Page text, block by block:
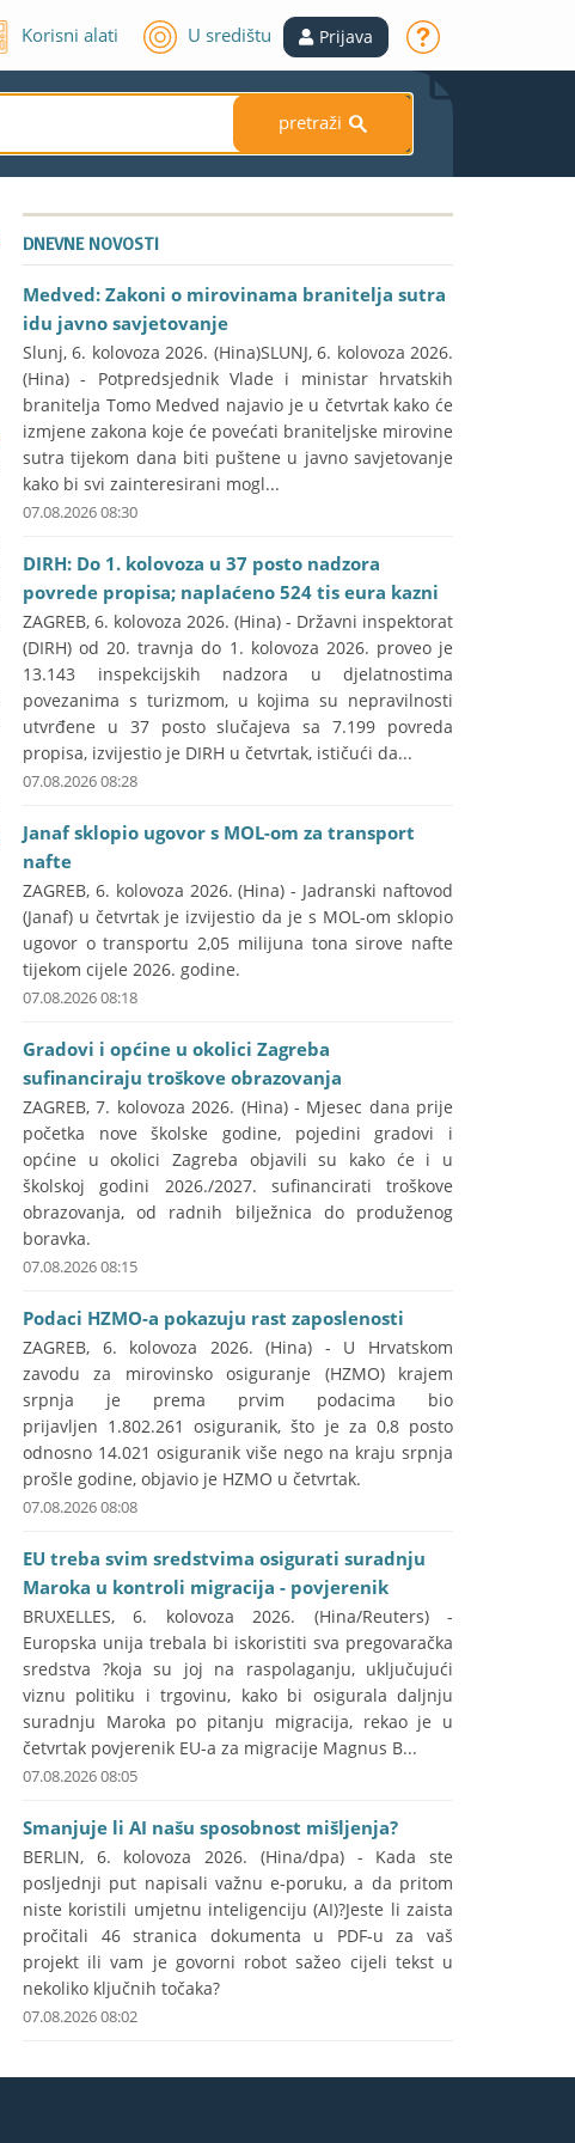
Korisni alati U središtu Prijava
pretraži S
DNEVNE NOVOSTI
Medved: Zakoni o mirovinama branitelja sutra
idu javno savjetovanje
Slunj, 6. kolovoza 2026. (Hina)SLUNJ, 6. kolovoza 2026.
(Hina) - Potpredsjednik Vlade i ministar hrvatskih
branitelja Tomo Medved najavio je u četvrtak kako će
izmjene zakona koje će povećati braniteljske mirovine
sutra tijekom dana biti puštene u javno savjetovanje
kako bi svi zainteresirani mogl...
07.08.2026 08:30
DIRH: Do 1. kolovoza u 37 posto nadzora
povrede propisa; naplaćeno 524 tis eura kazni
ZAGREB, 6. kolovoza 2026. (Hina) - Državni inspektorat
(DIRH) od 20. travnja do 1. kolovoza 2026. proveo je
13.143 inspekcijskih nadzora u djelatnostima
povezanima s turizmom, u kojima su nepravilnosti
utvrđene u 37 posto slučajeva sa 7.199 povreda
propisa, izvijestio je DIRH u četvrtak, ističući da...
07.08.2026 08:28
Janaf sklopio ugovor s MOL-om za transport
nafte
ZAGREB, 6. kolovoza 2026. (Hina) - Jadranski naftovod
(Janaf) u četvrtak je izvijestio da je s MOL-om sklopio
ugovor o transportu 2,05 milijuna tona sirove nafte
tijekom cijele 2026. godine.
07.08.2026 08:18
Gradovi i općine u okolici Zagreba
sufinanciraju troškove obrazovanja
ZAGREB, 7. kolovoza 2026. (Hina) - Mjesec dana prije
početka nove školske godine, pojedini gradovi i
općine u okolici Zagreba objavili su kako će i u
školskoj godini 2026./2027. sufinancirati troškove
obrazovanja, od radnih bilježnica do produženog
boravka.
07.08.2026 08:15
Podaci HZMO-a pokazuju rast zaposlenosti
ZAGREB, 6. kolovoza 2026. (Hina) - U Hrvatskom
zavodu za mirovinsko osiguranje (HZMO) krajem
srpnja je prema prvim podacima bio
prijavljen 1.802.261 osiguranik, što je za 0,8 posto
odnosno 14.021 osiguranik više nego na kraju srpnja
prošle godine, objavio je HZMO u četvrtak.
07.08.2026 08:08
EU treba svim sredstvima osigurati suradnju
Maroka u kontroli migracija - povjerenik
BRUXELLES, 6. kolovoza 2026. (Hina/Reuters) -
Europska unija trebala bi iskoristiti sva pregovaračka
sredstva ?koja su joj na raspolaganju, uključujući
viznu politiku i trgovinu, kako bi osigurala daljnju
suradnju Maroka po pitanju migracija, rekao je u
četvrtak povjerenik EU-a za migracije Magnus B...
07.08.2026 08:05
Smanjuje li AI našu sposobnost mišljenja?
BERLIN, 6. kolovoza 2026. (Hina/dpa) - Kada ste
posljednji put napisali važnu e-poruku, a da pritom
niste koristili umjetnu inteligenciju (AI)?Jeste li zaista
pročitali 46 stranica dokumenta u PDF-u za vaš
projekt ili vam je govorni robot sažeo cijeli tekst u
nekoliko ključnih točaka?
07.08.2026 08:02